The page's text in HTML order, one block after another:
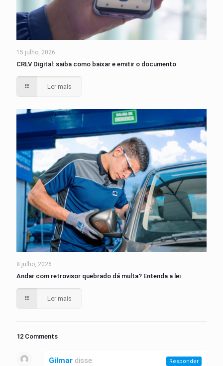
15 julho, 2026
CRLV Digital: saiba como baixar e emitir o documento
Ler mais
8 julho, 2026
Andar com retrovisor quebrado dá multa? Entenda a lei
Ler mais
12 Comments
Gilmar disse: Responder